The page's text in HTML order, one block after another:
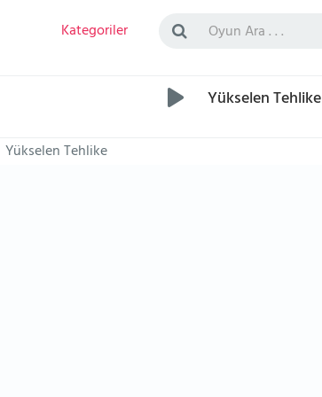
Kategoriler
Yükselen Tehlike
Yükselen Tehlike